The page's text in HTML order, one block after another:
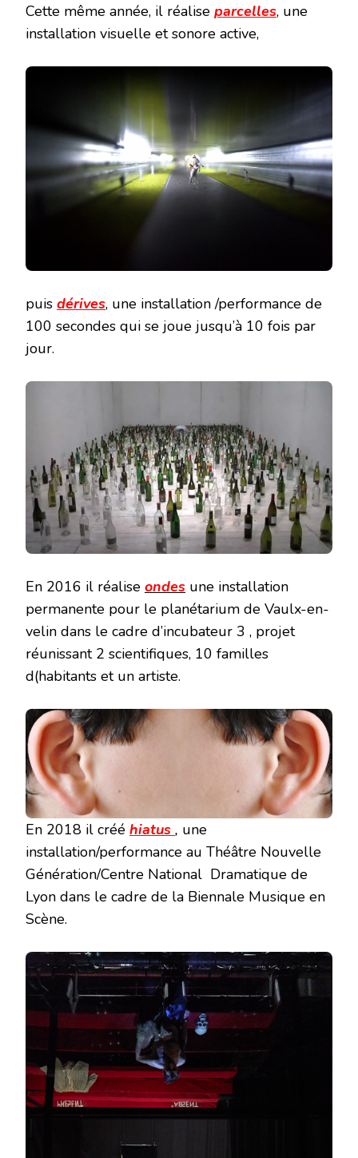
Cette même année, il réalise parcelles, une
installation visuelle et sonore active,
puis dérives, une installation /performance de
100 secondes qui se joue jusqu’à 10 fois par
jour.
En 2016 il réalise ondes une installation
permanente pour le planétarium de Vaulx-en-
velin dans le cadre d’incubateur 3 , projet
réunissant 2 scientifiques, 10 familles
d(habitants et un artiste.
En 2018 il créé hiatus , une
installation/performance au Théâtre Nouvelle
Génération/Centre National Dramatique de
Lyon dans le cadre de la Biennale Musique en
Scène.